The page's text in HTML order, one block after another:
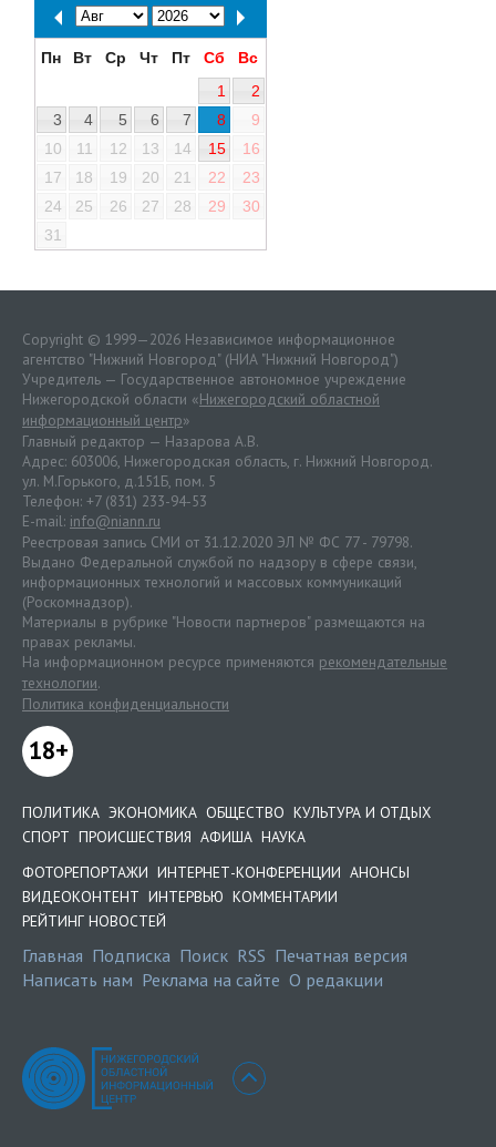
Пн Вт Ср Чт Пт Сб
Вс
1
2
3
4 5 6 7 8
9
10
11 12 13 14 15
16
17
18 19 20 21 22
23
24
25 26 27 28 29
30
31
Copyright © 1999—2026 Независимое информационное
агентство "Нижний Новгород" (НИА "Нижний Новгород")
Учредитель — Государственное автономное учреждение
Нижегородской области «Нижегородский областной
информационный центр»
Главный редактор — Назарова А.В.
Адрес: 603006, Нижегородская область, г. Нижний Новгород.
ул. М.Горького, д.151Б, пом. 5
Телефон: +7 (831) 233-94-53
E-mail: info@niann.ru
Реестровая запись СМИ от 31.12.2020 ЭЛ № ФС 77 - 79798.
Выдано Федеральной службой по надзору в сфере связи,
информационных технологий и массовых коммуникаций
(Роскомнадзор).
Материалы в рубрике "Новости партнеров" размещаются на
правах рекламы.
На информационном ресурсе применяются рекомендательные
технологии.
Политика конфиденциальности
18+
ПОЛИТИКА ЭКОНОМИКА ОБЩЕСТВО КУЛЬТУРА И ОТДЫХ
СПОРТ ПРОИСШЕСТВИЯ АФИША НАУКА
ФОТОРЕПОРТАЖИ ИНТЕРНЕТ-КОНФЕРЕНЦИИ АНОНСЫ
ВИДЕОКОНТЕНТ ИНТЕРВЬЮ КОММЕНТАРИИ
РЕЙТИНГ НОВОСТЕЙ
Главная Подписка Поиск RSS Печатная версия
Написать нам Реклама на сайте О редакции